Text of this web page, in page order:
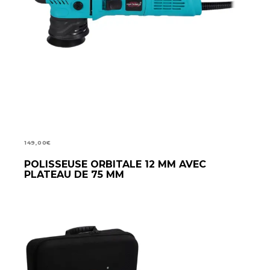
149,00€
LIRE LA SUITE
POLISSEUSE ORBITALE 12 MM AVEC
PLATEAU DE 75 MM